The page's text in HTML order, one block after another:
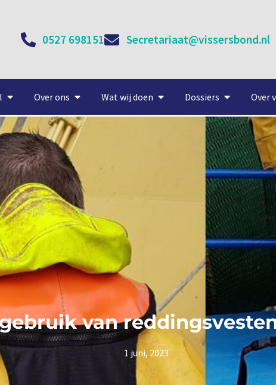
0527 698151 Secretariaat@vissersbond.nl
Over ons Wat wij doen Dossiers Over
van
1 juni, 2023